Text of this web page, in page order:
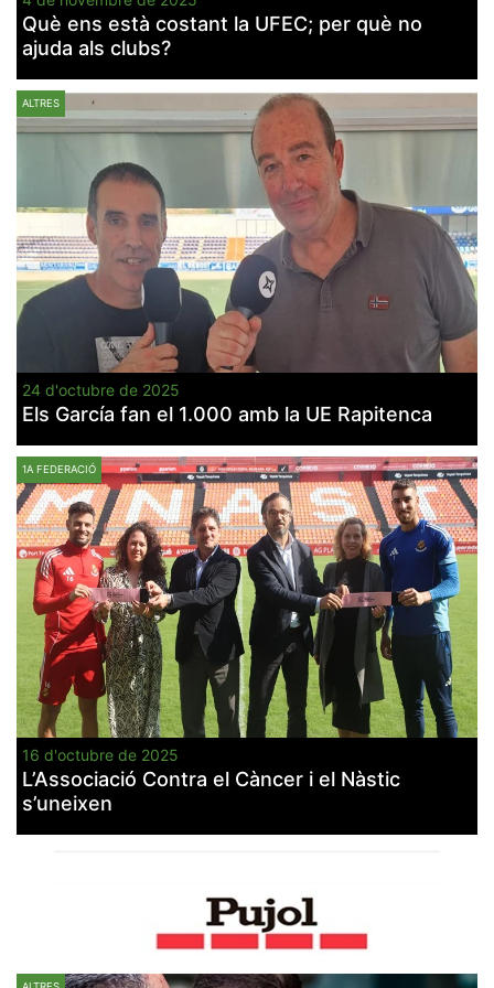
Què ens està costant la UFEC; per què no
ajuda als clubs?
ALTRES
24 d'octubre de 2025
Els García fan el 1.000 amb la UE Rapitenca
1A FEDERACIÓ
16 d'octubre de 2025
L’Associació Contra el Càncer i el Nàstic
s’uneixen